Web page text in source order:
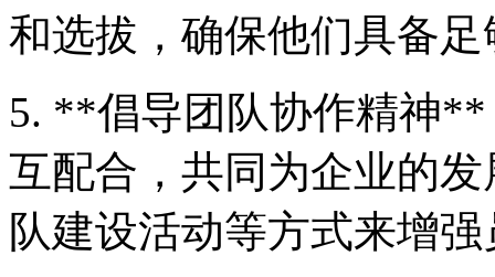
和选拔，确保他们具备
5. **倡导团队协作精神
互配合，共同为企业的
队建设活动等方式来增